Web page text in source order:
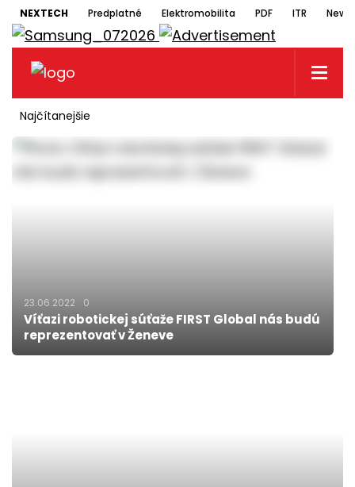
NEXTECH Predplatné Elektromobilita PDF ITR
Najčítanejšie
23.06.2022 0
Víťazi robotickej súťaže FIRST Global nás budú
reprezentovať v Ženeve